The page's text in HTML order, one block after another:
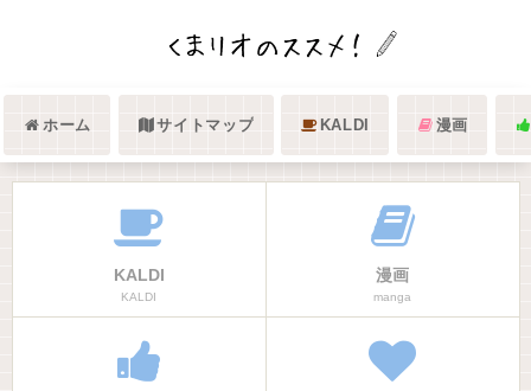
ホーム サイトマップ KALDI 漫画
KALDI
KALDI
漫画
manga